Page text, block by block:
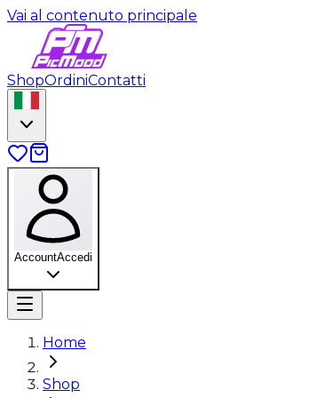
Vai al contenuto principale
ShopOrdiniContatti
AccountAccedi
Home
Shop